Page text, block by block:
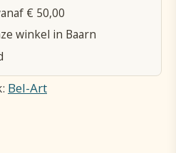
€ 50,00
winkel in Baarn
Bel-Art